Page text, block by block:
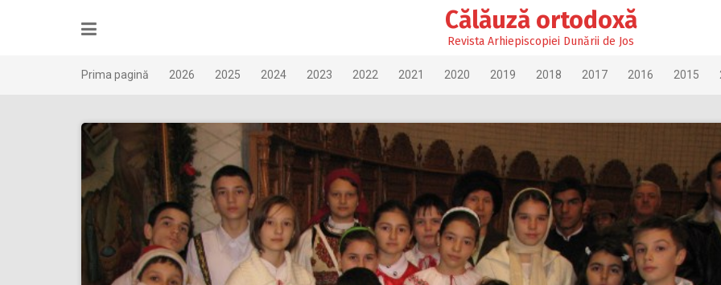
Călăuză ortodoxă
Revista Arhiepiscopiei Dunării de Jos
Prima pagină 2026 2025 2024 2023 2022 2021 2020 2019 2018 2017 2016 2015